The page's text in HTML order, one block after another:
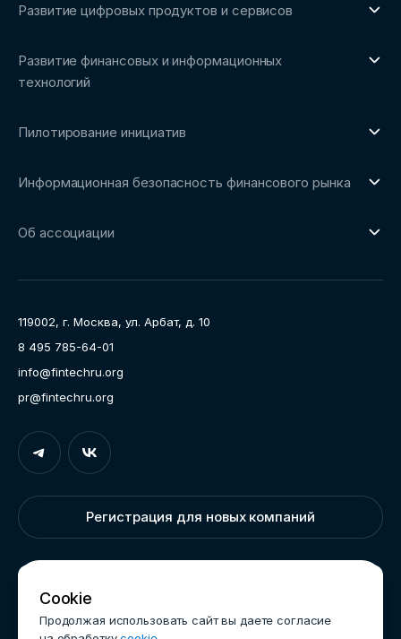
Обзоры рынка и аналитические исследования
Трендвотчинг и информационный сервис
Развитие цифровых продуктов и сервисов
Развитие финансовых и информационных
технологий
Репозиторий Ассоциации
Рабочие группы
Пилотирование инициатив
Площадка пилотного тестирования
Информационная безопасность финансового рынка
Направления работы
Об ассоциации
Карьера
Контакты
Документы
119002, г. Москва, ул. Арбат, д. 10
8 495 785-64-01
info@fintechru.org
pr@fintechru.org
Регистрация для новых компаний
Cookie
Продолжая использовать сайт вы даете согласие
Вход
Укажите вашу корпоративную почту. На неё мы вышлем
ссылку для входа